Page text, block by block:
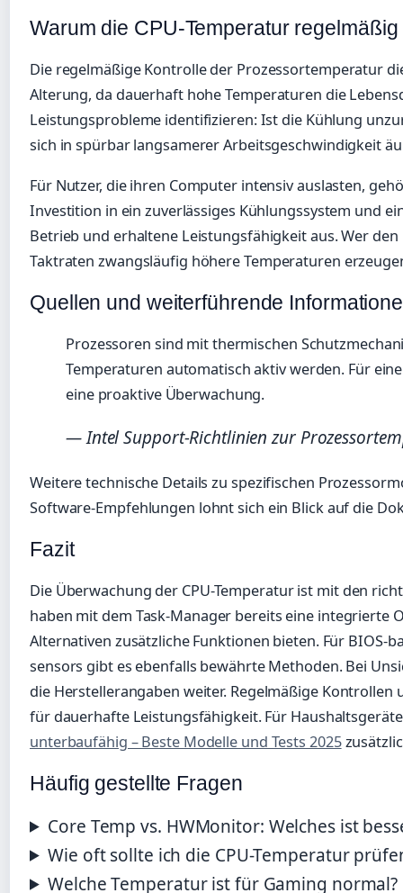
Warum die CPU-Temperatur
Die regelmäßige Kontrolle der Prozessortemperatur
Alterung, da dauerhaft hohe Temperaturen die
Leistungsprobleme identifizieren: Ist die Kühlung
sich in spürbar langsamerer Arbeitsgeschwindigkeit
Für Nutzer, die ihren Computer intensiv auslasten,
Investition in ein zuverlässiges Kühlungssystem und
Betrieb und erhaltene Leistungsfähigkeit aus. Wer
Taktraten zwangsläufig höhere Temperaturen
Quellen und weiterführende
Prozessoren sind mit thermischen
Temperaturen automatisch aktiv werden. Für
eine proaktive Überwachung.
— Intel Support-Richtlinien zur
Weitere technische Details zu spezifischen
Software-Empfehlungen lohnt sich ein Blick auf die
Fazit
Die Überwachung der CPU-Temperatur ist mit den
haben mit dem Task-Manager bereits eine integrierte
Alternativen zusätzliche Funktionen bieten. Für BIOS-
sensors gibt es ebenfalls bewährte Methoden. Bei
die Herstellerangaben weiter. Regelmäßige
für dauerhafte Leistungsfähigkeit. Für
unterbaufähig – Beste Modelle und Tests 2025
Häufig gestellte Fragen
Core Temp vs. HWMonitor: Welches ist
Wie oft sollte ich die CPU-Temperatur
Welche Temperatur ist für Gaming normal?